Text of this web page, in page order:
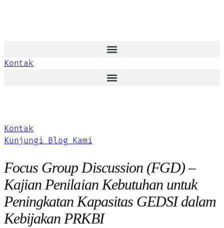
Kontak
Kontak
Kunjungi Blog Kami
Focus Group Discussion (FGD) –
Kajian Penilaian Kebutuhan untuk
Peningkatan Kapasitas GEDSI dalam
Kebijakan PRKBI